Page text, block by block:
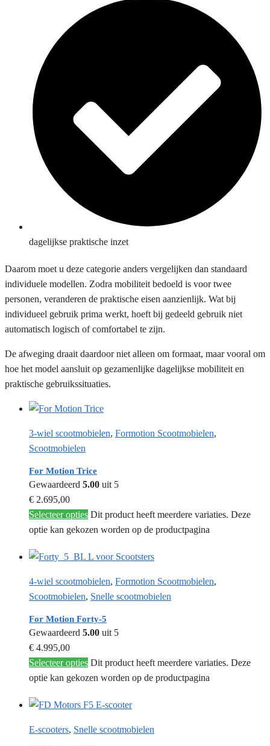
dagelijkse praktische inzet
Daarom moet u deze categorie anders vergelijken dan standaard
individuele modellen. Zodra mobiliteit bedoeld is voor twee
personen, veranderen de praktische eisen aanzienlijk. Wat bij
individueel gebruik prima werkt, hoeft bij gedeeld gebruik niet
automatisch logisch of comfortabel te zijn.
De afweging draait daardoor niet alleen om formaat, maar vooral om
hoe het model aansluit op gezamenlijke dagelijkse mobiliteit en
praktische gebruikssituaties.
3-wiel scootmobielen, Formotion Scootmobielen,
Scootmobielen
For Motion Trice
Gewaardeerd 5.00 uit 5
€ 2.695,00
Selecteer opties Dit product heeft meerdere variaties. Deze
optie kan gekozen worden op de productpagina
4-wiel scootmobielen, Formotion Scootmobielen,
Scootmobielen, Snelle scootmobielen
For Motion Forty-5
Gewaardeerd 5.00 uit 5
€ 4.995,00
Selecteer opties Dit product heeft meerdere variaties. Deze
optie kan gekozen worden op de productpagina
E-scooters, Snelle scootmobielen